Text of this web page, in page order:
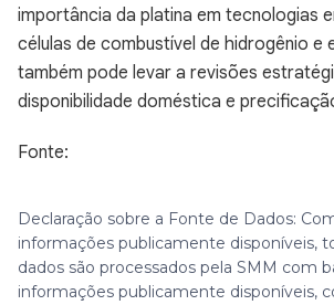
importância da platina em tecnologias
células de combustível de hidrogênio e
também pode levar a revisões
disponibilidade doméstica e
Fonte:
Declaração sobre a Fonte de Dados:
informações publicamente disponíveis,
dados são processados pela SMM com
informações publicamente disponíveis,